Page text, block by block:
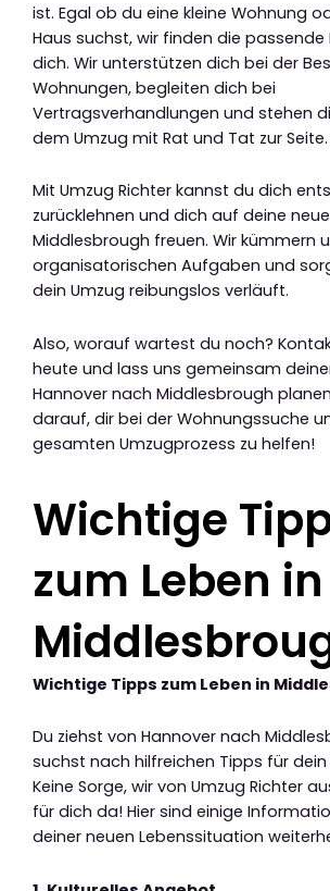
ist. Egal ob du eine kleine Wohnung
Haus suchst, wir finden die
dich. Wir unterstützen dich bei der
Wohnungen, begleiten dich bei
Vertragsverhandlungen und stehen
dem Umzug mit Rat und Tat zur Seite.
Mit Umzug Richter kannst du dich
zurücklehnen und dich auf deine
Middlesbrough freuen. Wir kümmern
organisatorischen Aufgaben und
dein Umzug reibungslos verläuft.
Also, worauf wartest du noch?
heute und lass uns gemeinsam
Hannover nach Middlesbrough
darauf, dir bei der Wohnungssuche
gesamten Umzugprozess zu helfen!
Wichtige
zum Leben in
Wichtige Tipps zum Leben in
Du ziehst von Hannover nach
suchst nach hilfreichen Tipps für dein
Keine Sorge, wir von Umzug Richter
für dich da! Hier sind einige
deiner neuen Lebenssituation